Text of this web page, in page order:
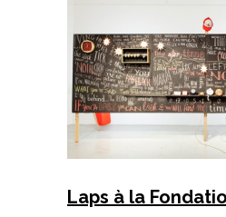
Laps à la